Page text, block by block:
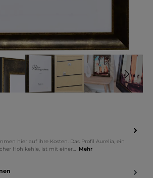
hier auf ihre Kosten. Das Profil Aurelia, ein
Hohlkehle, ist mit einer… Mehr